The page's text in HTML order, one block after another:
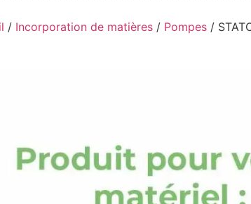
groupés
/ Incorporation de matières / Pompes /